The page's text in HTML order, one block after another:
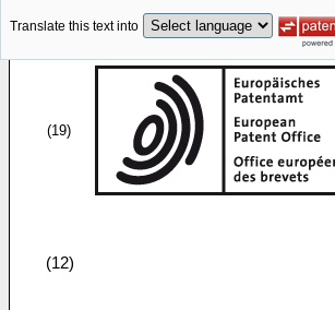
Translate this text into
(19)
(12)